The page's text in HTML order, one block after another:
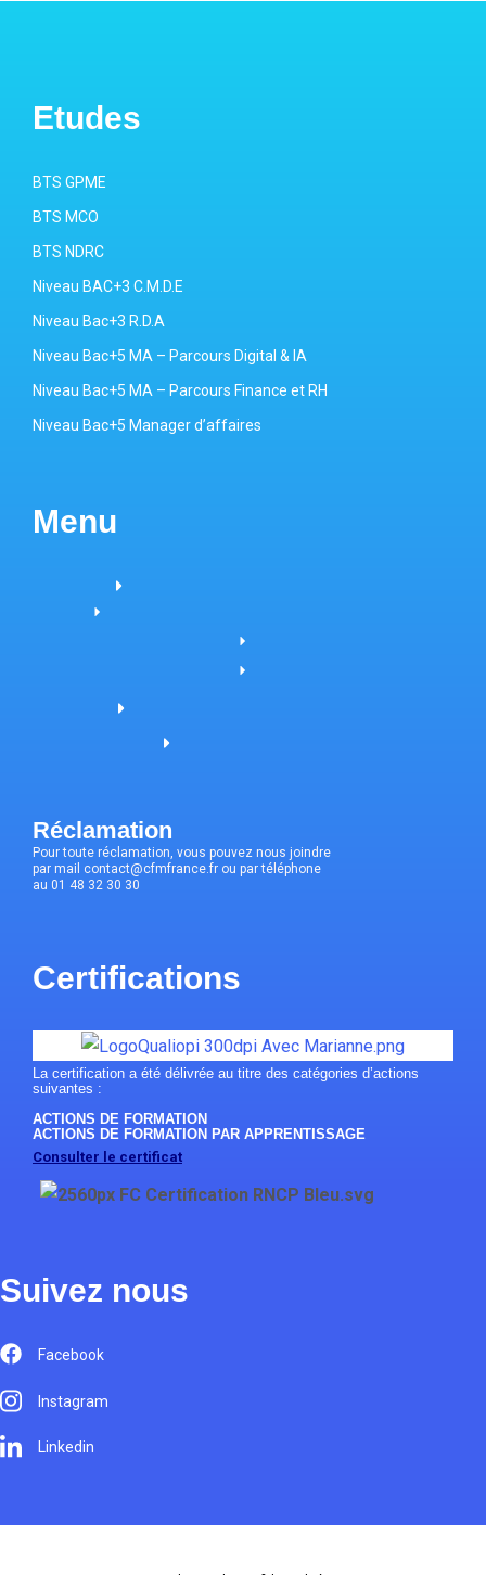
Etudes
BTS GPME
BTS MCO
BTS NDRC
Niveau BAC+3 C.M.D.E
Niveau Bac+3 R.D.A
Niveau Bac+5 MA – Parcours Digital & IA
Niveau Bac+5 MA – Parcours Finance et RH
Niveau Bac+5 Manager d’affaires
Menu
Réclamation
Pour toute réclamation, vous pouvez nous joindre
par mail contact@cfmfrance.fr ou par téléphone
au 01 48 32 30 30
Certifications
La certification a été délivrée au titre des catégories d’actions
suivantes :
ACTIONS DE FORMATION
ACTIONS DE FORMATION PAR APPRENTISSAGE
Consulter le certificat
Suivez nous
Facebook
Instagram
Linkedin